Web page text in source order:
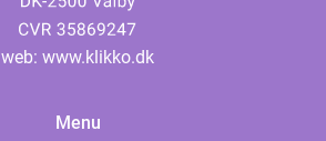
web: www.klikko.dk
Menu